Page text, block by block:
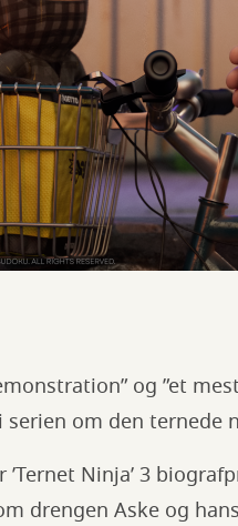
og ”et
om den ternede
’Ternet Ninja’ 3
drengen Aske og